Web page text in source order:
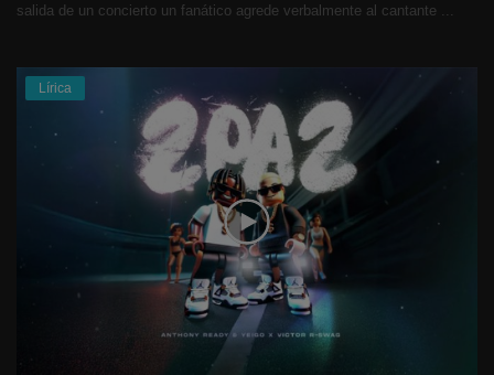
salida de un concierto un fanático agrede verbalmente al cantante ...
Lírica